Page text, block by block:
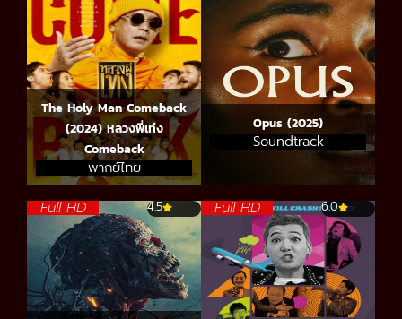
The Holy Man Comeback
(2024) หลวงพี่เท่ง
Comeback
พากย์ไทย
Opus (2025)
Soundtrack
Full HD 4.5 Full HD 6.0